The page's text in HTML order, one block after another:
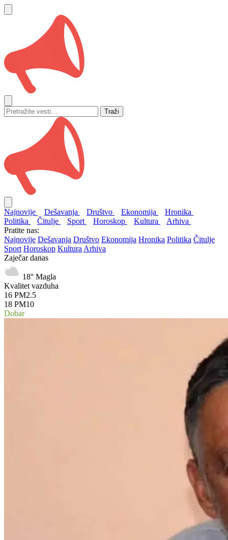
Traži
Najnovije Dešavanja Društvo Ekonomija
Hronika
Politika
Čitulje Sport Horoskop Kultura
Arhiva
Pratite nas:
Najnovije Dešavanja Društvo Ekonomija Hronika Politika Čitulje
Sport Horoskop Kultura Arhiva
Zaječar danas
18° Magla
Kvalitet vazduha
16 PM2.5
18 PM10
Dobar